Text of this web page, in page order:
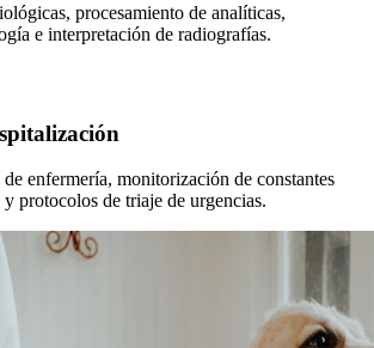
procesamiento de analíticas,
e interpretación de radiografías.
enfermería, monitorización de constantes
protocolos de triaje de urgencias.